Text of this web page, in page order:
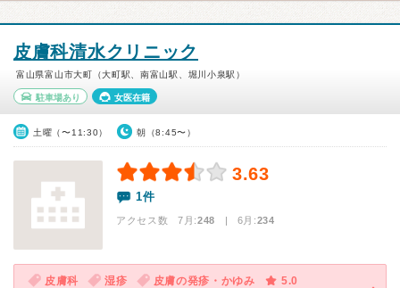
皮膚科清水クリニック
富山県富山市大町（大町駅、南富山駅、堀川小泉駅）
駐車場あり 女医在籍
土曜（〜11:30） 朝（8:45〜）
3.63
1件
アクセス数 7月:248 | 6月:234
皮膚科 湿疹 皮膚の発疹・かゆみ
5.0